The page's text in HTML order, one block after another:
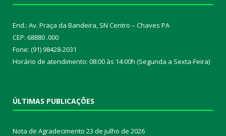
End.: Av. Praça da Bandeira, SN Centro – Chaves PA
CEP: 68880 .000
Fone: (91) 98428-2031
Horário de atendimento: 08:00 às 14:00h (Segunda a Sexta-Feira)
ÚLTIMAS PUBLICAÇÕES
Nota de Agradecimento 23 de julho de 2026